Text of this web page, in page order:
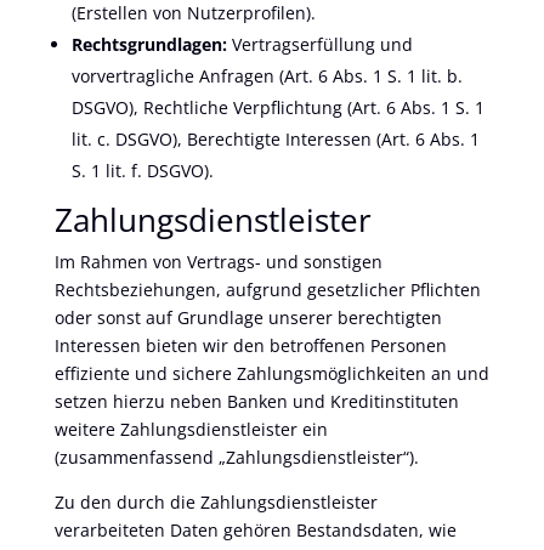
(Erstellen von Nutzerprofilen).
Rechtsgrundlagen:Vertragserfüllung und
vorvertragliche Anfragen (Art. 6 Abs. 1 S. 1 lit. b.
DSGVO), Rechtliche Verpflichtung (Art. 6 Abs. 1 S. 1
lit. c. DSGVO), Berechtigte Interessen (Art. 6 Abs. 1
S. 1 lit. f. DSGVO).
Zahlungsdienstleister
Im Rahmen von Vertrags- und sonstigen
Rechtsbeziehungen, aufgrund gesetzlicher Pflichten
oder sonst auf Grundlage unserer berechtigten
Interessen bieten wir den betroffenen Personen
effiziente und sichere Zahlungsmöglichkeiten an und
setzen hierzu neben Banken und Kreditinstituten
weitere Zahlungsdienstleister ein
(zusammenfassend „Zahlungsdienstleister“).
Zu den durch die Zahlungsdienstleister
verarbeiteten Daten gehören Bestandsdaten, wie